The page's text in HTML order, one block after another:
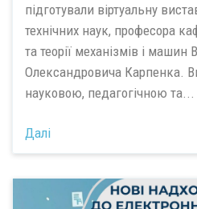
підготували віртуальну
технічних наук, професора
та теорії механізмів і машин
Олександровича Карпенка.
науковою, педагогічною та...
Далі